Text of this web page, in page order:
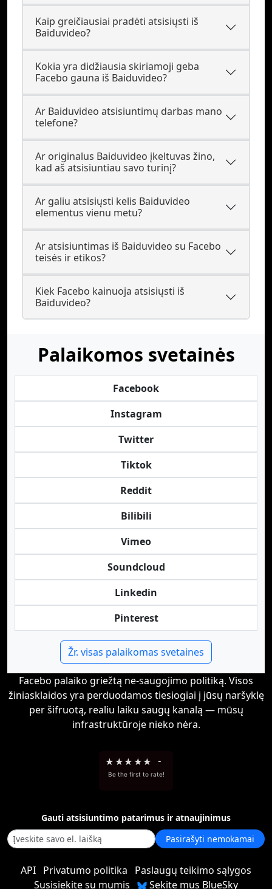
Kaip greičiausiai pradėti atsisiųsti iš
Baiduvideo?
Kokia yra didžiausia skiriamoji geba
Facebo gauna iš Baiduvideo?
Ar Baiduvideo atsisiuntimų darbas mano
telefone?
Ar originalus Baiduvideo įkeltuvas žino,
kad aš atsisiuntiau savo turinį?
Ar galiu atsisiųsti kelis Baiduvideo
elementus vienu metu?
Ar atsisiuntimas iš Baiduvideo su Facebo
teisės ir etikos?
Kiek Facebo kainuoja atsisiųsti iš
Baiduvideo?
Palaikomos svetainės
Facebook
Instagram
Twitter
Tiktok
Reddit
Bilibili
Vimeo
Soundcloud
Linkedin
Pinterest
Žr. visas palaikomas svetaines
Facebo palaiko griežtą ne-saugojimo politiką. Visos
žiniasklaidos yra perduodamos tiesiogiai į jūsų naršyklę
per šifruotą, realiu laiku saugų kanalą — mūsų
infrastruktūroje nieko nėra.
★ ★★ ★★ -
Be the first to rate!
Gauti atsisiuntimo patarimus ir atnaujinimus
Pasirašyti nemokamai
API Privatumo politika
Paslaugų teikimo sąlygos
Susisiekite su mumis
Sekite mus BlueSky